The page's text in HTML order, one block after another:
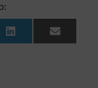
LinkedInEmail